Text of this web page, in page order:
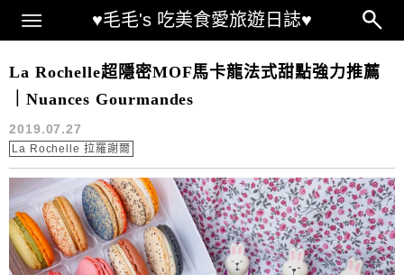
♥毛毛's 吃美食愛旅遊日誌♥
Main Menu
La Rochelle 甜點
La Rochelle超隱密MOF馬卡龍法式甜點強力推薦
｜Nuances Gourmandes
2019.07.27
La Rochelle 拉羅謝爾